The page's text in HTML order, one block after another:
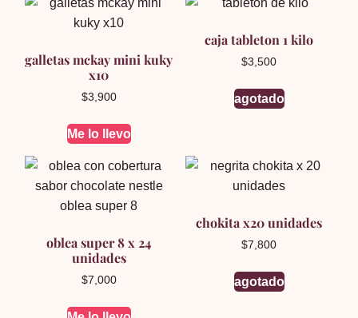
galletas mckay mini kuky
x10
$3,900
Me lo llevo
caja tableton 1 kilo
$3,500
agotado
oblea super 8 x 24
unidades
$7,000
chokita x20 unidades
$7,800
agotado